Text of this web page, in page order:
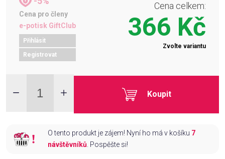
Cena pro členy
e-potisk GiftClub
Přihlásit
Registrovat
Cena celkem:
366 Kč
Zvolte variantu
Koupit
O tento produkt je zájem! Nyní ho má v košíku 7
návštěvníků. Pospěšte si!